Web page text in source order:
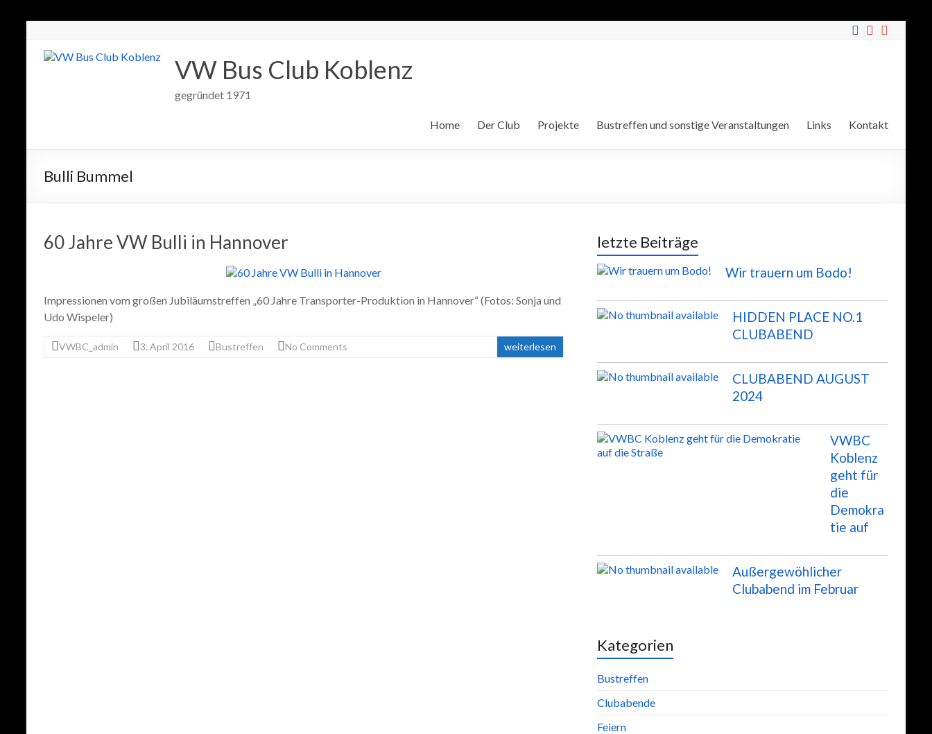
VW Bus Club Koblenz
gegründet 1971
Home Der Club Projekte Bustreffen und sonstige Veranstaltungen Links Kontakt
Bulli Bummel
60 Jahre VW Bulli in Hannover
Impressionen vom großen Jubiläumstreffen „60 Jahre Transporter-Produktion in Hannover“ (Fotos: Sonja und
Udo Wispeler)
VWBC_admin 3. April 2016 Bustreffen No Comments weiterlesen
letzte Beiträge
Wir trauern um Bodo!
HIDDEN PLACE NO.1
CLUBABEND
CLUBABEND AUGUST
2024
VWBC
Koblenz
geht für
die
Demokra
tie auf
Außergewöhlicher
Clubabend im Februar
Kategorien
Bustreffen
Clubabende
Feiern